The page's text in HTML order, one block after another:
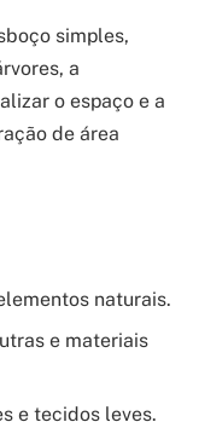
simples,
a
o espaço e a
de área
naturais.
e materiais
e tecidos leves.